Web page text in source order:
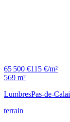
65 500 €115 €/m²
569 m²
LumbresPas-de-
terrain